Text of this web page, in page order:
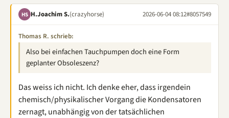
HS H.Joachim S.(crazyhorse) 2026-06-04 08:12#8057549
Thomas R. schrieb:
Also bei einfachen Tauchpumpen doch eine Form
geplanter Obsoleszenz?
Das weiss ich nicht. Ich denke eher, dass irgendein
chemisch/physikalischer Vorgang die Kondensatoren
zernagt, unabhängig von der tatsächlichen